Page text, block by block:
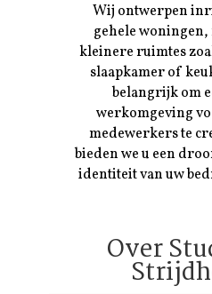
Wij ontwerpen
gehele
kleinere ruimtes
slaapkamer of
belangrijk om
werkomgeving
medewerkers te
bieden we u een
identiteit van uw
Over